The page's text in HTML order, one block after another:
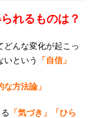
れるものは？
どんな変化が起こっ
いという
「自信」
な方法論」
「気づき」「ひら